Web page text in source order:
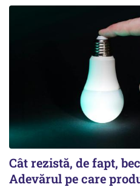
Cât rezistă, de fapt,
Adevărul pe care